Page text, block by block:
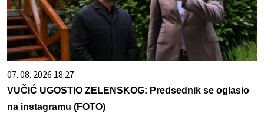
07. 08. 2026 18:27
VUČIĆ UGOSTIO ZELENSKOG: Predsednik se oglasio
na instagramu (FOTO)